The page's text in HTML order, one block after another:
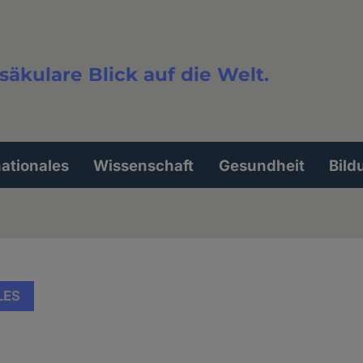
Blick auf die Welt.
Wissenschaft Gesundheit